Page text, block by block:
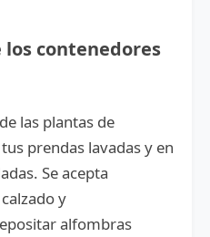
los contenedores
las plantas de
prendas lavadas y en
Se acepta
y
alfombras